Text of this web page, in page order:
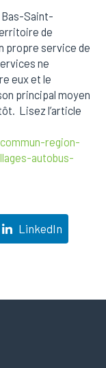
Bas-Saint-
de
propre service de
ne
eux et le
principal moyen
Lisez l’article
region-
autobus-
LinkedIn